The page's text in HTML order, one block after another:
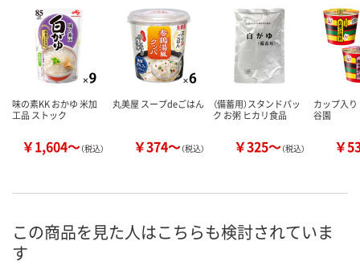
味の素KK おかゆ 米加
工品 ストック
￥1,604～（税込）
丸美屋 スープdeごはん
￥374～（税込）
（備蓄用）スタンドパッ
ク お粥 ヒカリ食品
￥325～（税込）
カップ入
谷園
￥
この商品を見た人はこちらも検討されていま
す